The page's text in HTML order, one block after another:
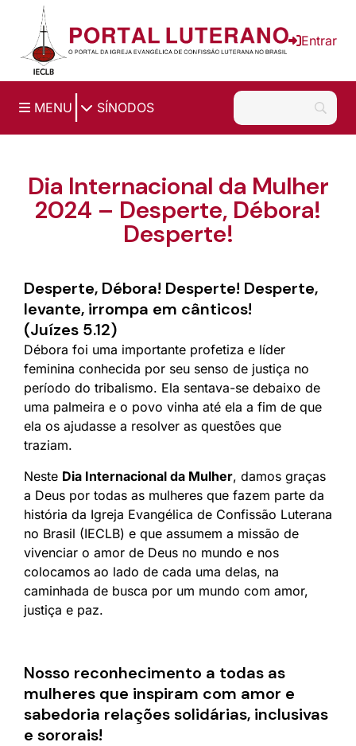
Ir para o conteúdo principal
Entrar
MENU SÍNODOS
Dia Internacional da Mulher
2024 – Desperte, Débora!
Desperte!
Desperte, Débora! Desperte! Desperte,
levante, irrompa em cânticos!
(Juízes 5.12)
Débora foi uma importante profetiza e líder
feminina conhecida por seu senso de justiça no
período do tribalismo. Ela sentava-se debaixo de
uma palmeira e o povo vinha até ela a fim de que
ela os ajudasse a resolver as questões que
traziam.
Neste Dia Internacional da Mulher, damos graças
a Deus por todas as mulheres que fazem parte da
história da Igreja Evangélica de Confissão Luterana
no Brasil (IECLB) e que assumem a missão de
vivenciar o amor de Deus no mundo e nos
colocamos ao lado de cada uma delas, na
caminhada de busca por um mundo com amor,
justiça e paz.
Nosso reconhecimento a todas as
mulheres que inspiram com amor e
sabedoria relações solidárias, inclusivas
e sororais!